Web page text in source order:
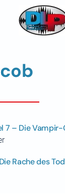
7 – Die
Rache des